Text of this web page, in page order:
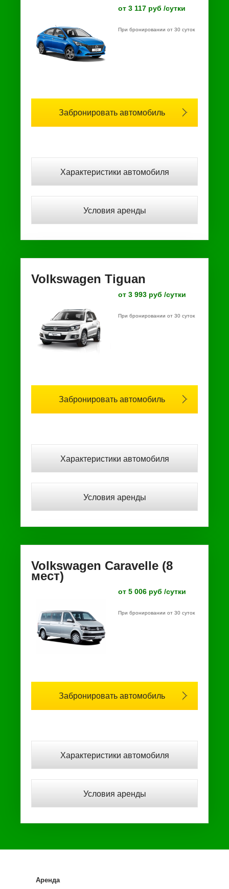
от 3 117 руб /сутки
При бронировании от 30 суток
Забронировать автомобиль
Характеристики автомобиля
Условия аренды
Volkswagen Tiguan
от 3 993 руб /сутки
При бронировании от 30 суток
Забронировать автомобиль
Характеристики автомобиля
Условия аренды
Volkswagen Caravelle (8
мест)
от 5 006 руб /сутки
При бронировании от 30 суток
Забронировать автомобиль
Характеристики автомобиля
Условия аренды
Аренда